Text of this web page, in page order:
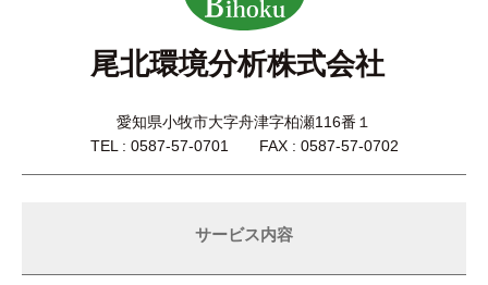
尾北環境分析株式会社
愛知県小牧市大字舟津字柏瀬116番１
TEL : 0587-57-0701 FAX : 0587-57-0702
サービス内容